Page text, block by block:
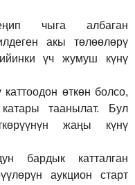
чыга албаган
акы төлөөлөрү
үч жумуш күнү
өткөн болсо,
таанылат.
Бул
жаңы күнү
бардык катталган
аукцион старт